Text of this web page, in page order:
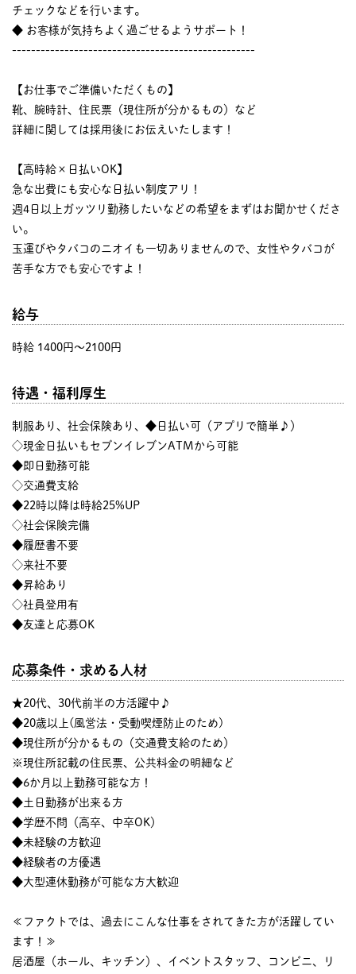
チェックなどを行います。
◆ お客様が気持ちよく過ごせるようサポート！
---------------------------------------------------
【お仕事でご準備いただくもの】
靴、腕時計、住民票（現住所が分かるもの）など
詳細に関しては採用後にお伝えいたします！
【高時給×日払いOK】
急な出費にも安心な日払い制度アリ！
週4日以上ガッツリ勤務したいなどの希望をまずはお聞かせくださ
い。
玉運びやタバコのニオイも一切ありませんので、女性やタバコが
苦手な方でも安心ですよ！
給与
時給 1400円〜2100円
待遇・福利厚生
制服あり、社会保険あり、◆日払い可（アプリで簡単♪）
◇現金日払いもセブンイレブンATMから可能
◆即日勤務可能
◇交通費支給
◆22時以降は時給25%UP
◇社会保険完備
◆履歴書不要
◇来社不要
◆昇給あり
◇社員登用有
◆友達と応募OK
応募条件・求める人材
★20代、30代前半の方活躍中♪
◆20歳以上(風営法・受動喫煙防止のため)
◆現住所が分かるもの（交通費支給のため）
※現住所記載の住民票、公共料金の明細など
◆6か月以上勤務可能な方！
◆土日勤務が出来る方
◆学歴不問（高卒、中卒OK）
◆未経験の方歓迎
◆経験者の方優遇
◆大型連休勤務が可能な方大歓迎
≪ファクトでは、過去にこんな仕事をされてきた方が活躍してい
ます！≫
居酒屋（ホール、キッチン）、イベントスタッフ、コンビニ、リ